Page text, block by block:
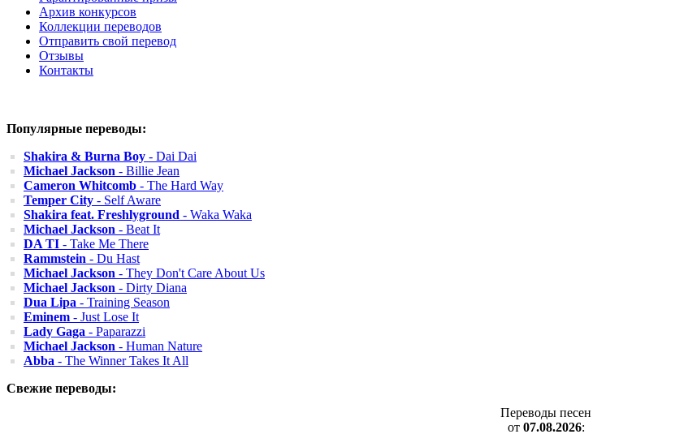
Архив конкурсов
Коллекции переводов
Отправить свой перевод
Отзывы
Контакты
Популярные переводы:
Shakira & Burna Boy - Dai Dai
Michael Jackson - Billie Jean
Cameron Whitcomb - The Hard Way
Temper City - Self Aware
Shakira feat. Freshlyground - Waka Waka
Michael Jackson - Beat It
DA TI - Take Me There
Rammstein - Du Hast
Michael Jackson - They Don't Care About Us
Michael Jackson - Dirty Diana
Dua Lipa - Training Season
Eminem - Just Lose It
Lady Gaga - Paparazzi
Michael Jackson - Human Nature
Abba - The Winner Takes It All
Свежие переводы:
Переводы песен
от 07.08.2026: